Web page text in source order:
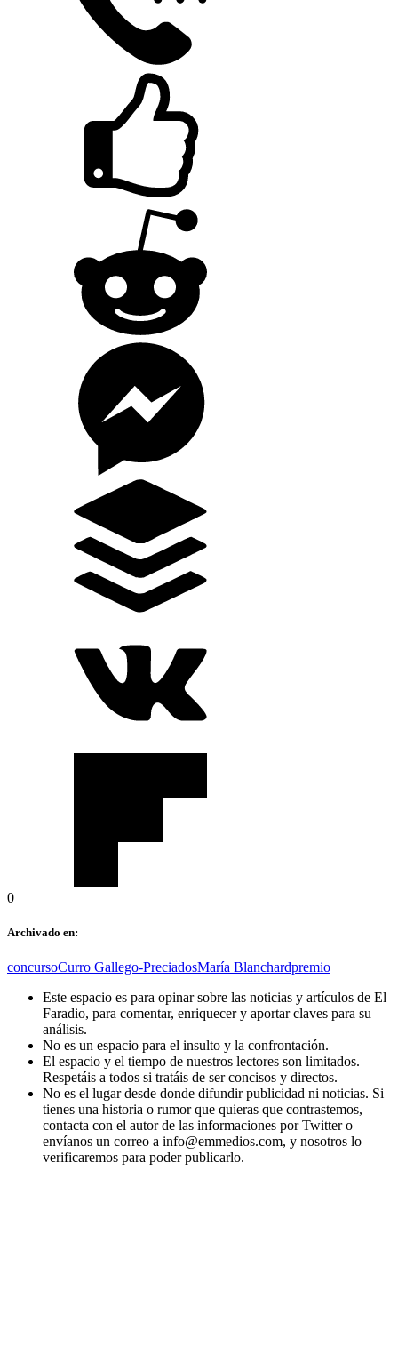
0
Archivado en:
concursoCurro Gallego-PreciadosMaría Blanchardpremio
Este espacio es para opinar sobre las noticias y artículos de El
Faradio, para comentar, enriquecer y aportar claves para su
análisis.
No es un espacio para el insulto y la confrontación.
El espacio y el tiempo de nuestros lectores son limitados.
Respetáis a todos si tratáis de ser concisos y directos.
No es el lugar desde donde difundir publicidad ni noticias. Si
tienes una historia o rumor que quieras que contrastemos,
contacta con el autor de las informaciones por Twitter o
envíanos un correo a info@emmedios.com, y nosotros lo
verificaremos para poder publicarlo.